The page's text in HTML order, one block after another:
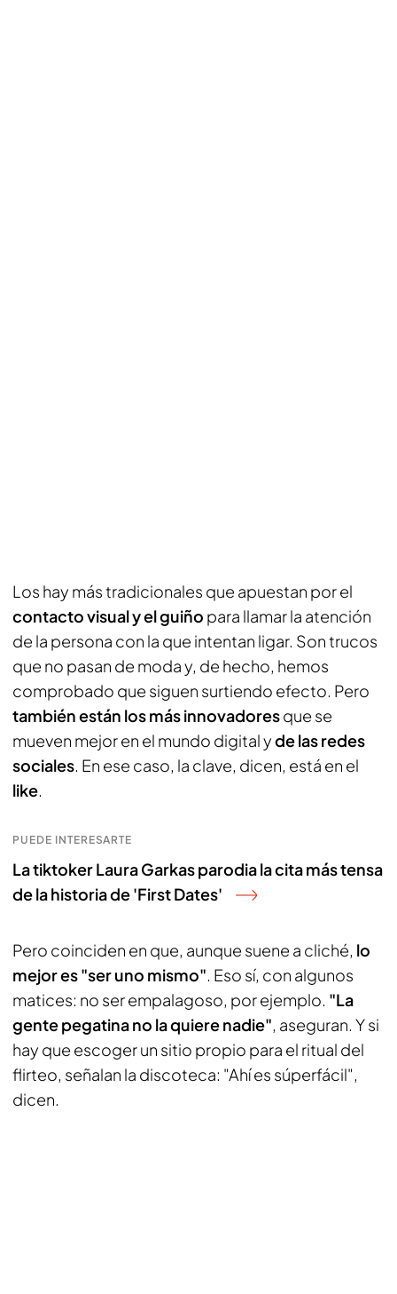
Los hay más tradicionales que apuestan por el
contacto visual y el guiño para llamar la atención
de la persona con la que intentan ligar. Son trucos
que no pasan de moda y, de hecho, hemos
comprobado que siguen surtiendo efecto. Pero
también están los más innovadoresque se
mueven mejor en el mundo digital yde las redes
sociales. En ese caso, la clave, dicen, está en el
like.
PUEDE INTERESARTE
La tiktoker Laura Garkas parodia la cita más tensa
de la historia de 'First Dates'
Pero coinciden en que, aunque suene a cliché, lo
mejor es "ser uno mismo". Eso sí, con algunos
matices: no ser empalagoso, por ejemplo. "La
gente pegatina no la quiere nadie", aseguran. Y si
hay que escoger un sitio propio para el ritual del
flirteo, señalan la discoteca: "Ahí es súperfácil",
dicen.